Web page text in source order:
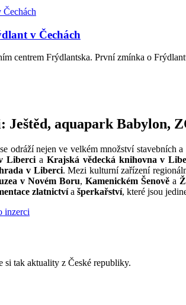
v Čechách
centrem Frýdlantska. První zmínka o
aquapark Babylon,
odráží nejen ve velkém množství
Liberci a Krajská vědecká knihovna v
v Liberci. Mezi kulturní zařízení
v Novém Boru, Kamenickém Šenově a
zlatnictvía šperkařství, které jsou
inzerci
si tak aktuality z České republiky.